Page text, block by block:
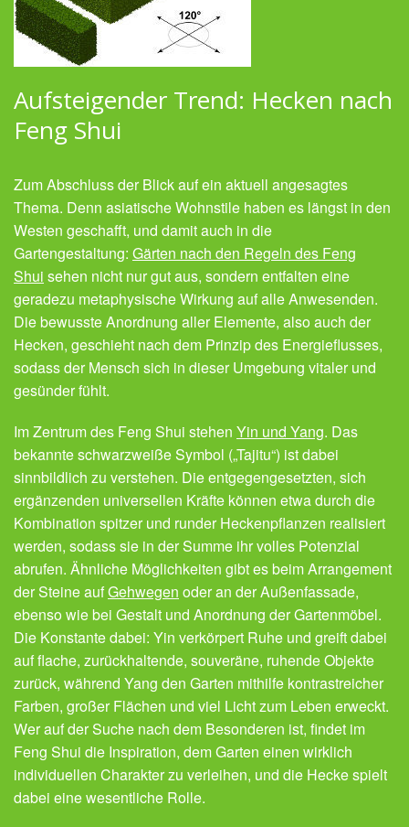
Aufsteigender Trend: Hecken nach
Feng Shui
Zum Abschluss der Blick auf ein aktuell angesagtes
Thema. Denn asiatische Wohnstile haben es längst in den
Westen geschafft, und damit auch in die
Gartengestaltung: Gärten nach den Regeln des Feng
Shui sehen nicht nur gut aus, sondern entfalten eine
geradezu metaphysische Wirkung auf alle Anwesenden.
Die bewusste Anordnung aller Elemente, also auch der
Hecken, geschieht nach dem Prinzip des Energieflusses,
sodass der Mensch sich in dieser Umgebung vitaler und
gesünder fühlt.
Im Zentrum des Feng Shui stehen Yin und Yang. Das
bekannte schwarzweiße Symbol („Tajitu“) ist dabei
sinnbildlich zu verstehen. Die entgegengesetzten, sich
ergänzenden universellen Kräfte können etwa durch die
Kombination spitzer und runder Heckenpflanzen realisiert
werden, sodass sie in der Summe ihr volles Potenzial
abrufen. Ähnliche Möglichkeiten gibt es beim Arrangement
der Steine aufGehwegen oder an der Außenfassade,
ebenso wie bei Gestalt und Anordnung der Gartenmöbel.
Die Konstante dabei: Yin verkörpert Ruhe und greift dabei
auf flache, zurückhaltende, souveräne, ruhende Objekte
zurück, während Yang den Garten mithilfe kontrastreicher
Farben, großer Flächen und viel Licht zum Leben erweckt.
Wer auf der Suche nach dem Besonderen ist, findet im
Feng Shui die Inspiration, dem Garten einen wirklich
individuellen Charakter zu verleihen, und die Hecke spielt
dabei eine wesentliche Rolle.